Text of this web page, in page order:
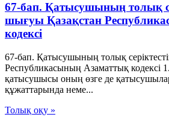
67-бап. Қатысушының толық
шығуы Қазақстан
кодексi
67-бап. Қатысушының толық
Республикасының Азаматтық кодексi
қатысушысы оның өзге де
құжаттарында неме...
Толық оқу »